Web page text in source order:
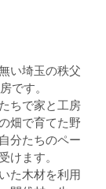
い埼玉の秩父
です。
ちで家と工房
畑で育てた野
分たちのペー
けます。
た木材を利用